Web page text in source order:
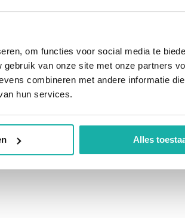
om functies voor social media te
van onze site met onze partners
combineren met andere informatie
hun services.
Alles
waarden, om